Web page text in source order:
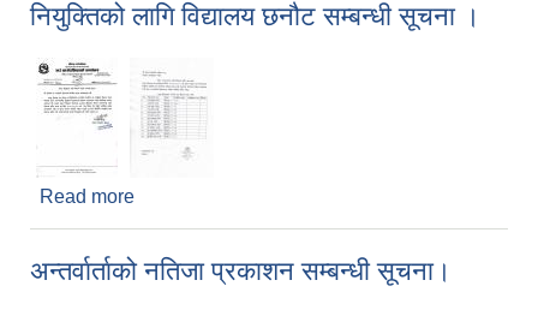
नियुक्तिको लागि विद्यालय छनौट सम्बन्धी सूचना ।
Read more
अन्तर्वार्ताको नतिजा प्रकाशन सम्बन्धी सूचना।